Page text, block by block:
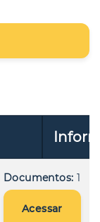
Documentos: 1
Acessar